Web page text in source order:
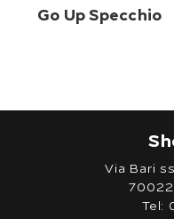
Go Up Specchio
Via Bari
70022
Tel: